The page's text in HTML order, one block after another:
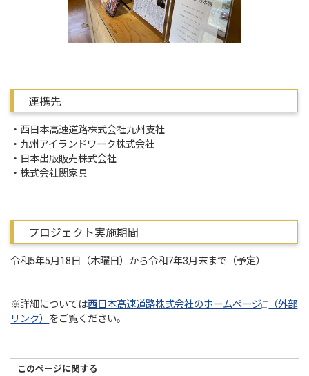
連携先
・西日本高速道路株式会社九州支社
・九州アイランドワーク株式会社
・日本出版販売株式会社
・株式会社関家具
プロジェクト実施期間
令和5年5月18日（木曜日）から令和7年3月末まで（予定）
※詳細については西日本高速道路株式会社のホームページ
（外部
リンク） をご覧ください。
このページに関する